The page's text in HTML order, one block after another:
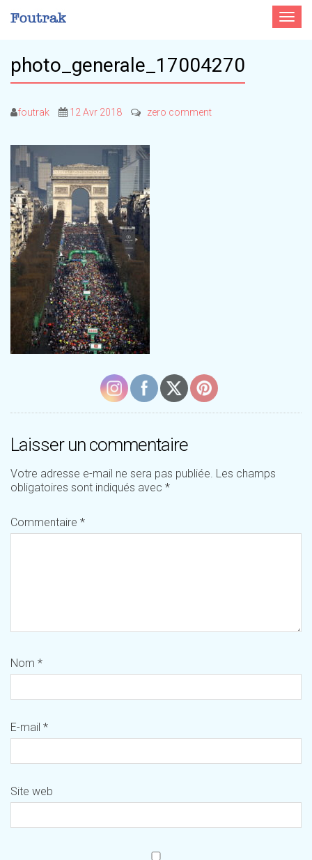
Toggle
photo_generale_17004270
foutrak 12 Avr 2018 zero comment
Laisser un commentaire
Votre adresse e-mail ne sera pas publiée. Les champs
obligatoires sont indiqués avec *
Commentaire *
Nom *
E-mail *
Site web